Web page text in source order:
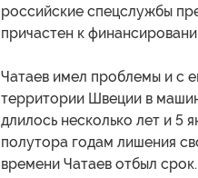
российские спецслужбы
причастен к
Чатаев имел проблемы и с
территории Швеции в
длилось несколько лет и 5
полутора годам лишения
времени Чатаев отбыл